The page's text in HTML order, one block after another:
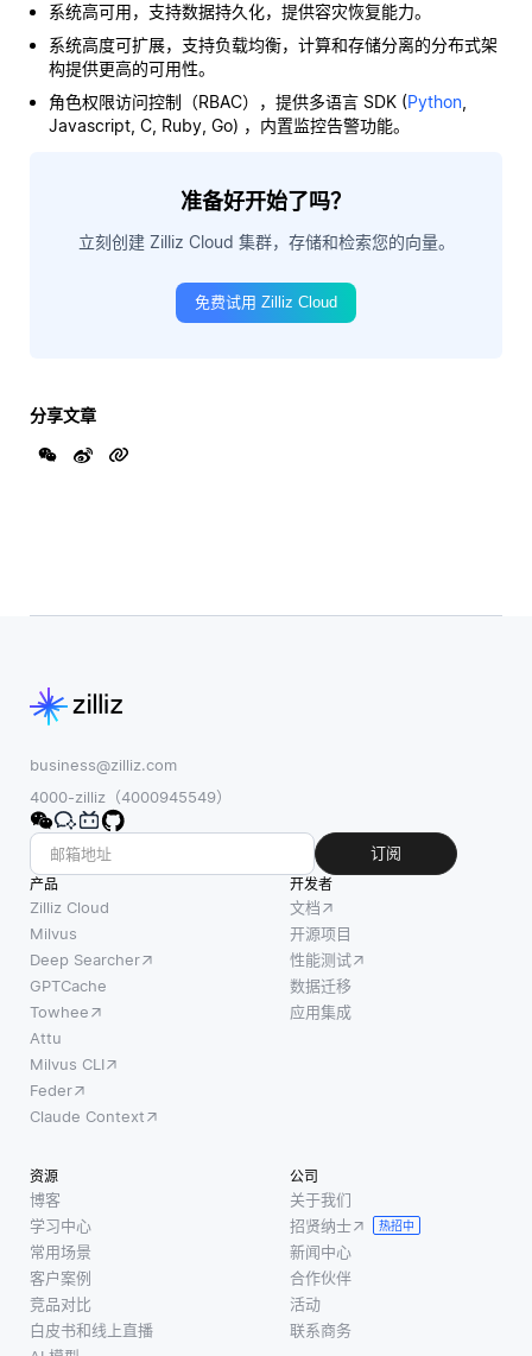
系统高可用，支持数据持久化，提供容灾恢复能力。
系统高度可扩展，支持负载均衡，计算和存储分离的分布式架
构提供更高的可用性。
角色权限访问控制（RBAC），提供多语言 SDK (Python,
Javascript, C, Ruby, Go) ，内置监控告警功能。
准备好开始了吗？
立刻创建 Zilliz Cloud 集群，存储和检索您的向量。
免费试用 Zilliz Cloud
分享文章
business@zilliz.com
4000-zilliz（4000945549）
订阅
产品
Zilliz Cloud
Milvus
Deep Searcher
GPTCache
Towhee
Attu
Milvus CLI
Feder
Claude Context
开发者
文档
开源项目
性能测试
数据迁移
应用集成
资源
博客
学习中心
常用场景
客户案例
竞品对比
白皮书和线上直播
公司
关于我们
招贤纳士
热招中
新闻中心
合作伙伴
活动
联系商务